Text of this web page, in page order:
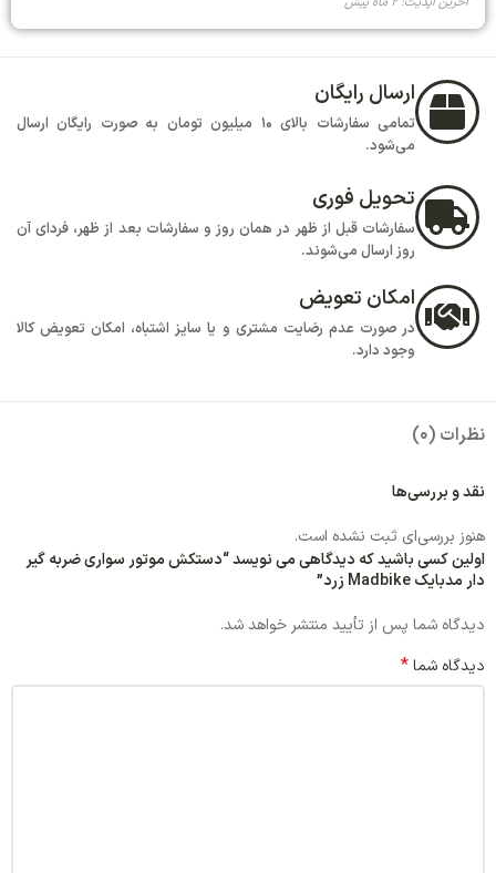
ارسال رایگان
تمامی سفارشات بالای 10 میلیون تومان به صورت رایگان ارسال
می‌شود.
تحویل فوری
سفارشات قبل از ظهر در همان روز و سفارشات بعد از ظهر، فردای آن
روز ارسال می‌شوند.
امکان تعویض
در صورت عدم رضایت مشتری و یا سایز اشتباه، امکان تعویض کالا
وجود دارد.
نظرات (0)
نقد و بررسی‌ها
هنوز بررسی‌ای ثبت نشده است.
اولین کسی باشید که دیدگاهی می نویسد “دستکش موتور سواری ضربه گیر
دار مدبایک Madbike زرد”
دیدگاه شما پس از تأیید منتشر خواهد شد.
دیدگاه شما*